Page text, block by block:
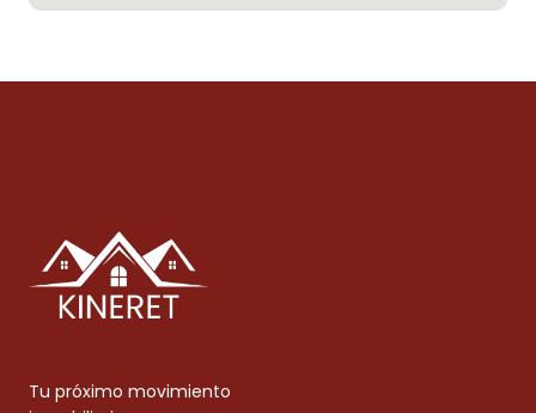
Tu próximo movimiento